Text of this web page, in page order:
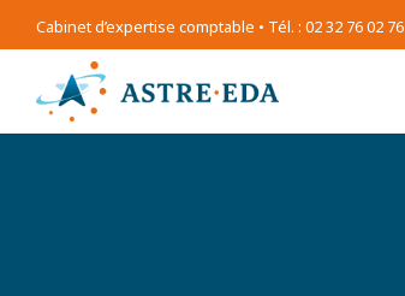
Cabinet d’expertise comptable • Tél. : 02 32 76 02 76